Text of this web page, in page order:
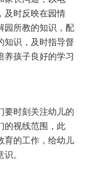
及时反映在园情
园所教的知识，配
知识，及时指导督
养孩子良好的学习
要时刻关注幼儿的
的视线范围，此
育的工作，给幼儿
。